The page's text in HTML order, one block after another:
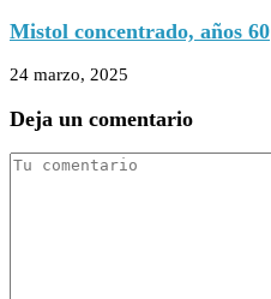
Mistol concentrado, años 60
24 marzo, 2025
Deja un comentario